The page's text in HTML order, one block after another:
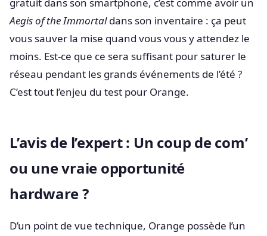
Aegis of the Immortaldans son inventaire : ça peut
vous sauver la mise quand vous vous y attendez le
moins. Est-ce que ce sera suffisant pour saturer le
réseau pendant les grands événements de l’été ?
C’est tout l’enjeu du test pour Orange.
L’avis de l’expert : Un coup de com’
ou une vraie opportunité
hardware ?
D’un point de vue technique, Orange possède l’un